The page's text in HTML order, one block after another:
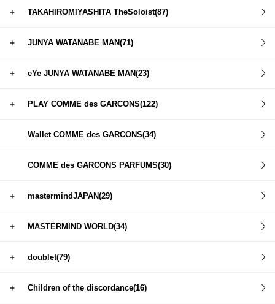
＋ TAKAHIROMIYASHITA TheSoloist(87)
＋ JUNYA WATANABE MAN(71)
＋ eYe JUNYA WATANABE MAN(23)
＋ PLAY COMME des GARCONS(122)
Wallet COMME des GARCONS(34)
COMME des GARCONS PARFUMS(30)
＋ mastermindJAPAN(29)
＋ MASTERMIND WORLD(34)
＋ doublet(79)
＋ Children of the discordance(16)